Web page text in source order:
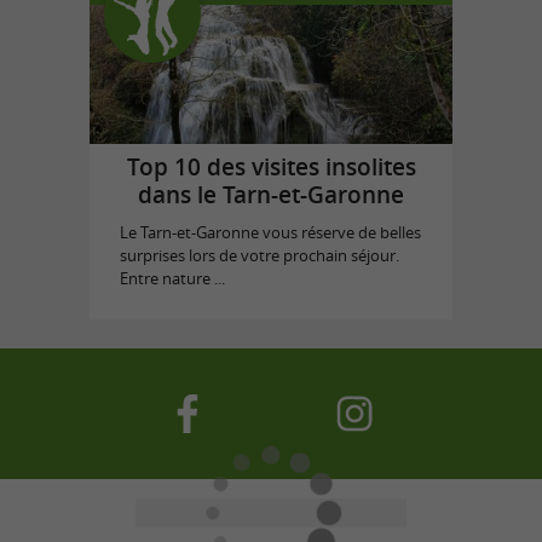
Top 10 des visites insolites
dans le Tarn-et-Garonne
Le Tarn-et-Garonne vous réserve de belles
surprises lors de votre prochain séjour.
Entre nature ...